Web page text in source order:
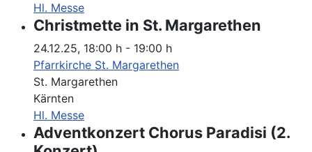
Hl. Messe
Christmette in St. Margarethen
24.12.25, 18:00 h - 19:00 h
Pfarrkirche St. Margarethen
St. Margarethen
Kärnten
Hl. Messe
Adventkonzert Chorus Paradisi (2.